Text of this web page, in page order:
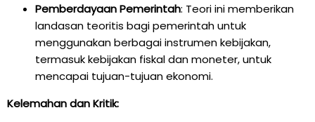
Pemberdayaan Pemerintah: Teori ini memberikan
landasan teoritis bagi pemerintah untuk
menggunakan berbagai instrumen kebijakan,
termasuk kebijakan fiskal dan moneter, untuk
mencapai tujuan-tujuan ekonomi.
Kelemahan dan Kritik: